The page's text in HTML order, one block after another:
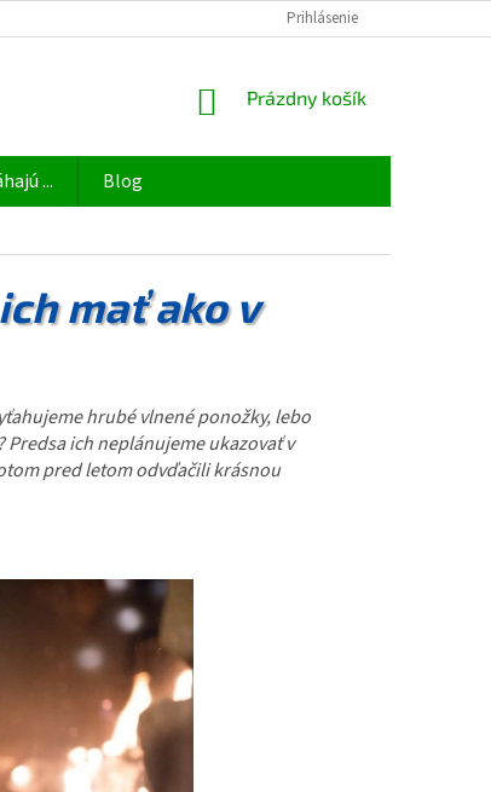
ODSTÚPIŤ OD ZMLUVY TU
Prihlásenie
NÁKUPNÝ
Prázdny košík
... Blog
mať ako v
hrubé vlnené ponožky, lebo
Predsa ich neplánujeme ukazovať v
pred letom odvďačili krásnou